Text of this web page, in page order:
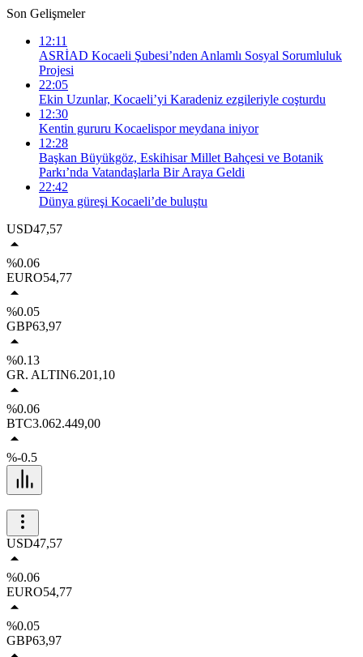
Son Gelişmeler
12:11
ASRİAD Kocaeli Şubesi’nden Anlamlı Sosyal Sorumluluk
Projesi
22:05
Ekin Uzunlar, Kocaeli’yi Karadeniz ezgileriyle coşturdu
12:30
Kentin gururu Kocaelispor meydana iniyor
12:28
Başkan Büyükgöz, Eskihisar Millet Bahçesi ve Botanik
Parkı’nda Vatandaşlarla Bir Araya Geldi
22:42
Dünya güreşi Kocaeli’de buluştu
USD47,57
%0.06
EURO54,77
%0.05
GBP63,97
%0.13
GR. ALTIN6.201,10
%0.06
BTC3.062.449,00
%-0.5
USD47,57
%0.06
EURO54,77
%0.05
GBP63,97